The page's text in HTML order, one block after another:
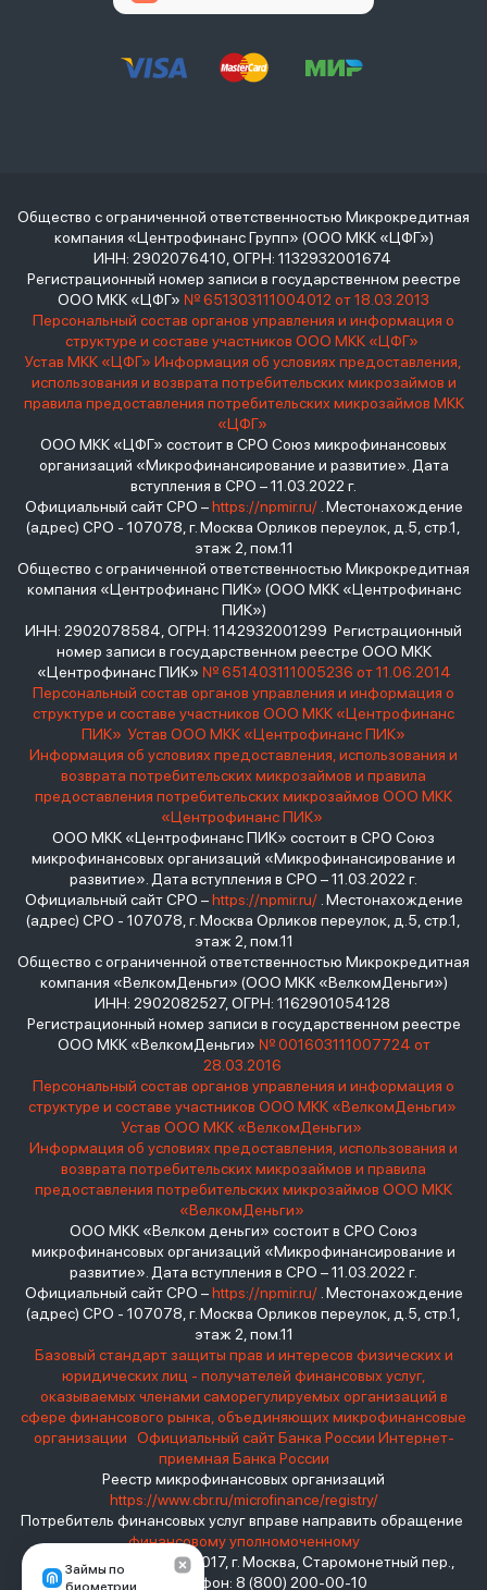
Займы по
биометрии
Общество с ограниченной ответственностью Микрокредитная
компания «Центрофинанс Групп» (ООО МКК «ЦФГ»)
ИНН: 2902076410, ОГРН: 1132932001674
Регистрационный номер записи в государственном реестре
ООО МКК «ЦФГ» № 651303111004012 от 18.03.2013
Персональный состав органов управления и информация о
структуре и составе участников ООО МКК «ЦФГ»
Устав МКК «ЦФГ» Информация об условиях предоставления,
использования и возврата потребительских микрозаймов и
правила предоставления потребительских микрозаймов МКК
«ЦФГ»
ООО МКК «ЦФГ» состоит в СРО Союз микрофинансовых
организаций «Микрофинансирование и развитие». Дата
вступления в СРО – 11.03.2022 г.
Официальный сайт СРО –https://npmir.ru/. Местонахождение
(адрес) СРО - 107078, г. Москва Орликов переулок, д.5, стр.1,
этаж 2, пом.11
Общество с ограниченной ответственностью Микрокредитная
компания «Центрофинанс ПИК» (ООО МКК «Центрофинанс
ПИК»)
ИНН: 2902078584, ОГРН: 1142932001299 Регистрационный
номер записи в государственном реестре ООО МКК
«Центрофинанс ПИК» № 651403111005236 от 11.06.2014
Персональный состав органов управления и информация о
структуре и составе участников ООО МКК «Центрофинанс
ПИК» Устав ООО МКК «Центрофинанс ПИК»
Информация об условиях предоставления, использования и
возврата потребительских микрозаймов и правила
предоставления потребительских микрозаймов ООО МКК
«Центрофинанс ПИК»
ООО МКК «Центрофинанс ПИК» состоит в СРО Союз
микрофинансовых организаций «Микрофинансирование и
развитие». Дата вступления в СРО – 11.03.2022 г.
Официальный сайт СРО –https://npmir.ru/. Местонахождение
(адрес) СРО - 107078, г. Москва Орликов переулок, д.5, стр.1,
этаж 2, пом.11
Общество с ограниченной ответственностью Микрокредитная
компания «ВелкомДеньги» (ООО МКК «ВелкомДеньги»)
ИНН: 2902082527, ОГРН: 1162901054128
Регистрационный номер записи в государственном реестре
ООО МКК «ВелкомДеньги» № 001603111007724 от
28.03.2016
Персональный состав органов управления и информация о
структуре и составе участников ООО МКК «ВелкомДеньги»
Устав ООО МКК «ВелкомДеньги»
Информация об условиях предоставления, использования и
возврата потребительских микрозаймов и правила
предоставления потребительских микрозаймов ООО МКК
«ВелкомДеньги»
ООО МКК «Велком деньги» состоит в СРО Союз
микрофинансовых организаций «Микрофинансирование и
развитие». Дата вступления в СРО – 11.03.2022 г.
Официальный сайт СРО –https://npmir.ru/. Местонахождение
(адрес) СРО - 107078, г. Москва Орликов переулок, д.5, стр.1,
этаж 2, пом.11
Базовый стандарт защиты прав и интересов физических и
юридических лиц - получателей финансовых услуг,
оказываемых членами саморегулируемых организаций в
сфере финансового рынка, объединяющих микрофинансовые
организации
Официальный сайт Банка России Интернет-
приемная Банка России
Реестр микрофинансовых организаций
https://www.cbr.ru/microfinance/registry/
Потребитель финансовых услуг вправе направить обращение
финансовому уполномоченному
Место нахождения: 119017, г. Москва, Старомонетный пер.,
дом 3 Телефон: 8 (800) 200-00-10